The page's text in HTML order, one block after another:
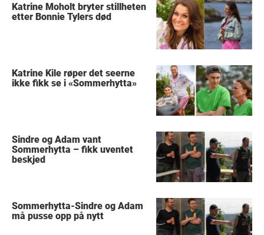
Katrine Moholt bryter stillheten
etter Bonnie Tylers død
Katrine Kile røper det seerne
ikke fikk se i «Sommerhytta»
Sindre og Adam vant
Sommerhytta – fikk uventet
beskjed
Sommerhytta-Sindre og Adam
må pusse opp på nytt